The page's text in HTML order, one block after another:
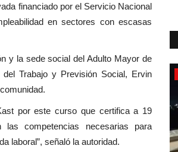
financiado por el Servicio Nacional
en sectores con escasas
y la sede social del Adulto Mayor de
Trabajo y Previsión Social, Ervin
por este curso que certifica a 19
las competencias necesarias para
laboral”, señaló la autoridad.